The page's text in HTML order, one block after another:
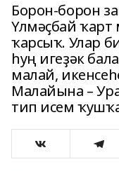
Борон-борон
Үлмәҫбай­
ҡарсыҡ. Улар
һуң­ игеҙәк­
малай,
Малайына­ –­
тип­ исем­